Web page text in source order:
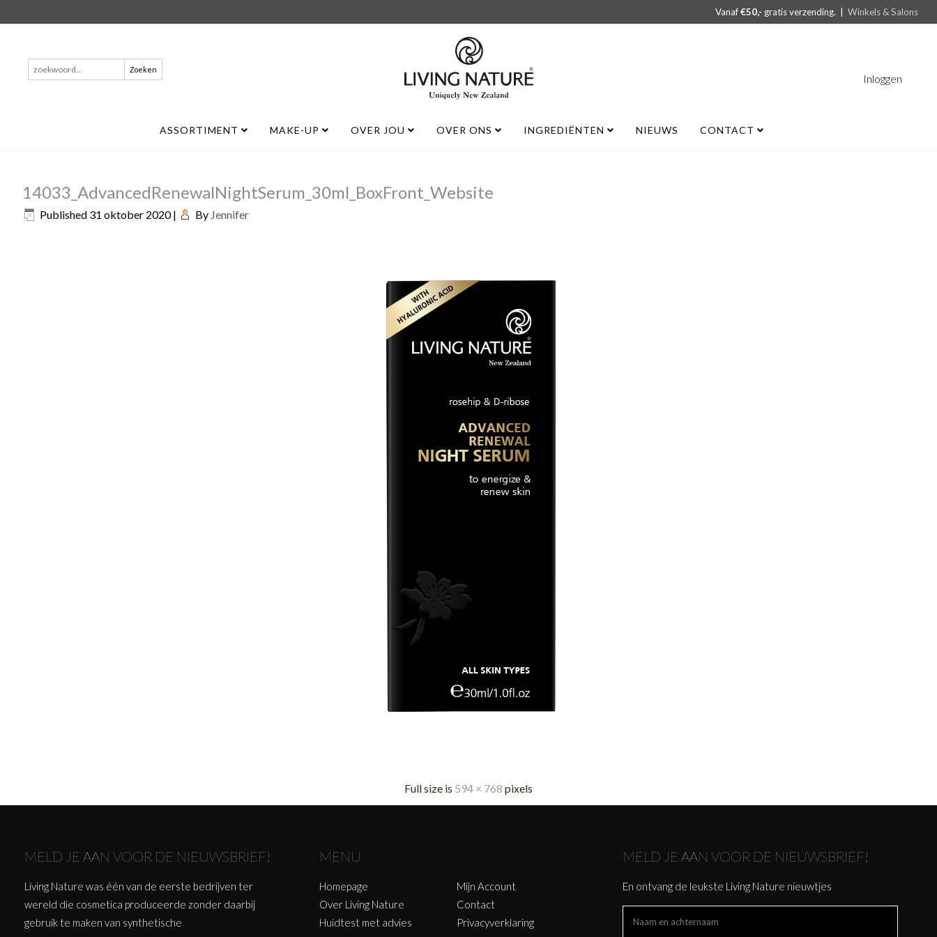
Vanaf€50,- gratis verzending. |Winkels & Salons
Inloggen
Zoeken
naar:
ASSORTIMENT MAKE-UP OVER JOU OVER ONS INGREDIËNTEN NIEUWS CONTACT
14033_AdvancedRenewalNightSerum_30ml_BoxFront_Website
Published 31 oktober 2020| By Jennifer
Full size is 594 × 768 pixels
MELD JE AAN VOOR DE NIEUWSBRIEF!
Living Nature was één van de eerste bedrijven ter
wereld die cosmetica produceerde zonder daarbij
gebruik te maken van synthetische
MENU
Homepage
Over Living Nature
Huidtest met advies
Mijn Account
Contact
Privacyverklaring
MELD JE AAN VOOR DE NIEUWSBRIEF!
En ontvang de leukste Living Nature nieuwtjes